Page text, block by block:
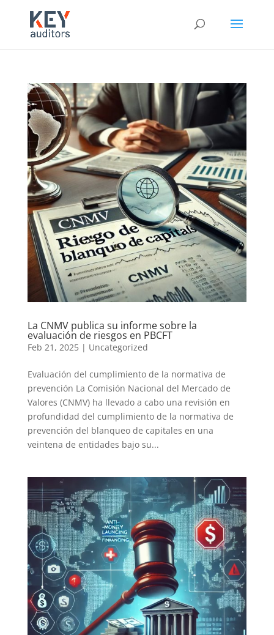
La CNMV publica su informe sobre la
evaluación de riesgos en PBCFT
Feb 21, 2025| Uncategorized
Evaluación del cumplimiento de la normativa de
prevención La Comisión Nacional del Mercado de
Valores (CNMV) ha llevado a cabo una revisión en
profundidad del cumplimiento de la normativa de
prevención del blanqueo de capitales en una
veintena de entidades bajo su...